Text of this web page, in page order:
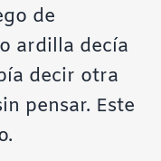
de
ardilla decía
decir otra
pensar. Este